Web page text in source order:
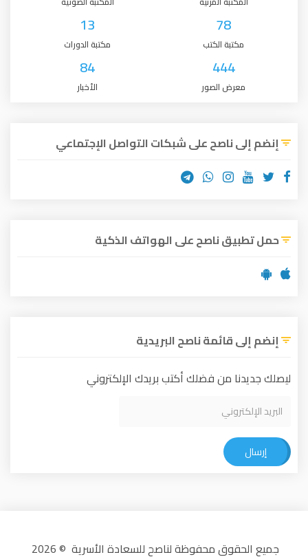
78
مكتبة الكتب
13
مكتبة الدورات
444
معرض الصور
84
الأخبار
إنضم إلى ناصح على شبكات التواصل الإجتماعي
حمل تطبيق ناصح على الهواتف الذكية
إنضم إلى قائمة ناصح البريدية
ليصلك جديدنا من فضلك أكتب بريدك الإلكتروني
إرسال